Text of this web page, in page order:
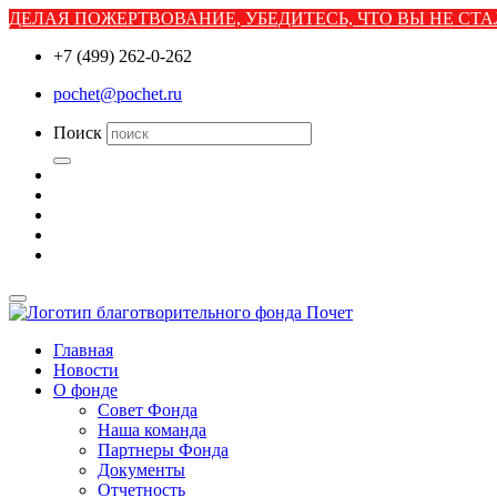
ДЕЛАЯ ПОЖЕРТВОВАНИЕ, УБЕДИТЕСЬ, ЧТО ВЫ НЕ
+7 (499) 262-0-262
pochet@pochet.ru
Поиск
Главная
Новости
О фонде
Совет Фонда
Наша команда
Партнеры Фонда
Документы
Отчетность